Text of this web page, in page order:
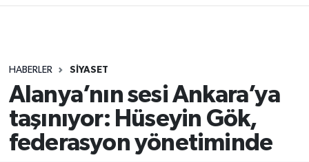
HABERLER SIYASET
Alanya’nın sesi Ankara’ya
taşınıyor: Hüseyin Gök,
federasyon yönetiminde
Siyaset
Spor
Turizm
Süper Lig Puan Durumu ve Fikstür
Tüm Manşetler
Son Dakika Haberleri